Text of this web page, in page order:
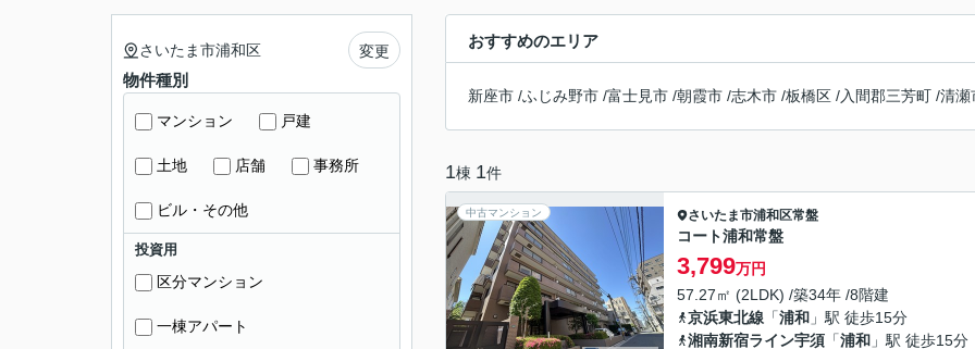
おすすめのエリア
新座市 /ふじみ野市 /富士見市 /朝霞市 /志木市 /板橋区 /入間郡三芳町 /清瀬
1棟 1件
中古マンション さいたま市浦和区常盤
コート浦和常盤
3,799万円
57.27㎡ (2LDK) /築34年 /8階建
京浜東北線 「浦和 」駅 徒歩15分
湘南新宿ライン宇須 「浦和 」駅 徒歩15分
さいたま市浦和区 変更
物件種別
マンション 戸建
土地 店舗 事務所
ビル・その他
投資用
区分マンション
一棟アパート